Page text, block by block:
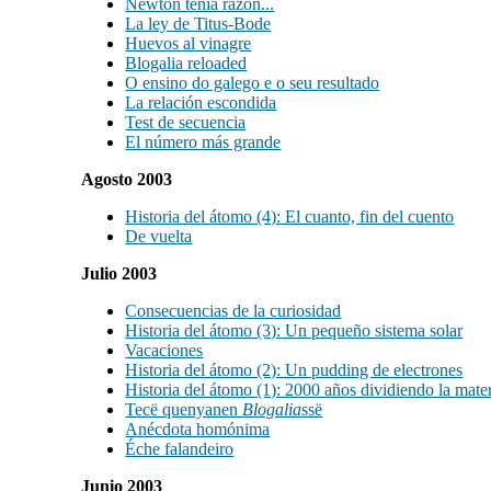
Newton tenía razón...
La ley de Titus-Bode
Huevos al vinagre
Blogalia reloaded
O ensino do galego e o seu resultado
La relación escondida
Test de secuencia
El número más grande
Agosto 2003
Historia del átomo (4): El cuanto, fin del cuento
De vuelta
Julio 2003
Consecuencias de la curiosidad
Historia del átomo (3): Un pequeño sistema solar
Vacaciones
Historia del átomo (2): Un pudding de electrones
Historia del átomo (1): 2000 años dividiendo la
Tecë quenyanenBlogaliassë
Anécdota homónima
Éche falandeiro
Junio 2003